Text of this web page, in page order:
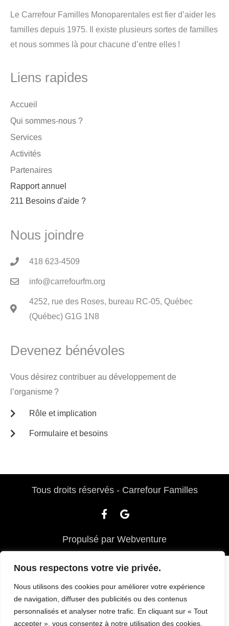
Nous respectons votre vie privée.
Nous utilisons des cookies pour améliorer votre expérience
de navigation, diffuser des publicités ou des contenus
personnalisés et analyser notre trafic. En cliquant sur « Tout
accepter », vous consentez à notre utilisation des cookies.
Le Carrefour Familles Monoparentales est fier d’aider les
familles depuis 1975. Il existe plusieurs sortes de familles
et nous sommes là pour chacune d’entre elles !
Liens rapides
Accueil
Qui sommes-nous ?
Services
Activités
Partenaires
Rapport annuel
211 Besoins d'aide ?
Nous joindre
418 623-4509
info@carrefourfm.org
4252, rue des Roses, bureau RC-05, Québec
(Québec) G1G 1N8
Devenez bénévoles
Vous désirez contribuer au développement de
l’organisme ?
Rôle et implication
Formulaire et besoins
Tous droits réservés - Carrefour Familles
a
c
b
o
k
f
o
o
l
e
Propulsé par Webventure